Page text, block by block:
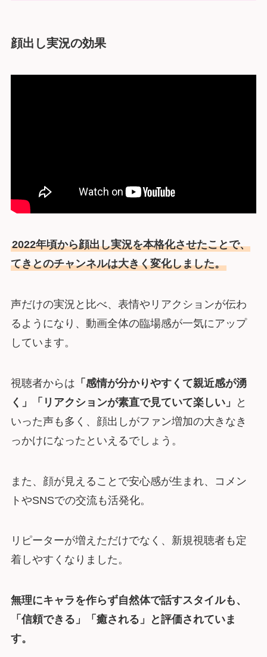
顔出し実況の効果
2022年頃から顔出し実況を本格化させたことで、
てきとのチャンネルは大きく変化しました。
声だけの実況と比べ、表情やリアクションが伝わ
るようになり、動画全体の臨場感が一気にアップ
しています。
視聴者からは 「感情が分かりやすくて親近感が湧
く」「リアクションが素直で見ていて楽しい」
と
いった声も多く、顔出しがファン増加の大きなき
っかけになったといえるでしょう。
また、顔が見えることで安心感が生まれ、コメン
トやSNSでの交流も活発化。
リピーターが増えただけでなく、新規視聴者も定
着しやすくなりました。
無理にキャラを作らず自然体で話すスタイルも、
「信頼できる」「癒される」と評価されていま
す。